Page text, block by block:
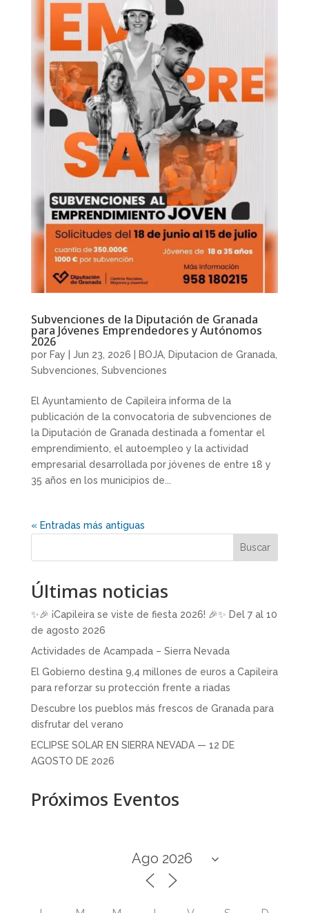
Subvenciones de la Diputación de Granada
para Jóvenes Emprendedores y Autónomos
2026
por Fay | Jun 23, 2026 | BOJA, Diputacion de Granada,
Subvenciones Subvenciones
El Ayuntamiento de Capileira informa de la
publicación de la convocatoria de subvenciones de
la Diputación de Granada destinada a fomentar el
emprendimiento, el autoempleo y la actividad
empresarial desarrollada por jóvenes de entre 18 y
35 años en los municipios de...
« Entradas más antiguas
Buscar
Últimas noticias
✨🎉 ¡Capileira se viste de fiesta 2026! 🎉✨ Del 7 al 10
de agosto 2026
Actividades de Acampada – Sierra Nevada
El Gobierno destina 9,4 millones de euros a Capileira
para reforzar su protección frente a riadas
Descubre los pueblos más frescos de Granada para
disfrutar del verano
ECLIPSE SOLAR EN SIERRA NEVADA — 12 DE
AGOSTO DE 2026
Próximos Eventos